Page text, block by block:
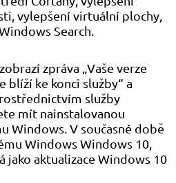
vylepšení virtuální plochy,
Search.
zpráva „Vaše verze
blíží ke konci služby“ a
služby
mít nainstalovanou
Windows. V současné době
Windows Windows 10,
jako aktualizace Windows 10